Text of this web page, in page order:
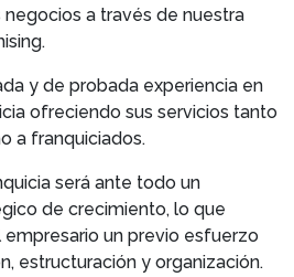
negocios a través de nuestra
y de probada experiencia en
ofreciendo sus servicios tanto
a franquiciados.
será ante todo un
de crecimiento, lo que
un previo esfuerzo
estructuración y organización.